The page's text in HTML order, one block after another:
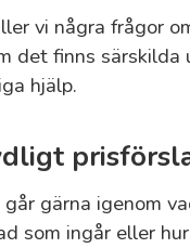
vi några frågor
det finns
hjälp.
gärna igenom
som ingår eller